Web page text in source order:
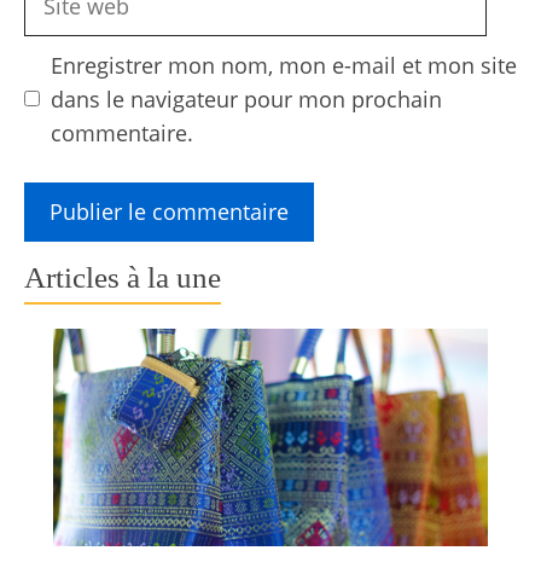
Enregistrer mon nom, mon e-mail et mon site
dans le navigateur pour mon prochain
commentaire.
Articles à la une